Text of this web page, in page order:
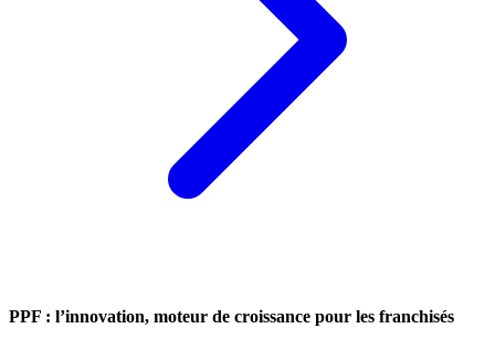
PPF : l’innovation, moteur de croissance pour les franchisés